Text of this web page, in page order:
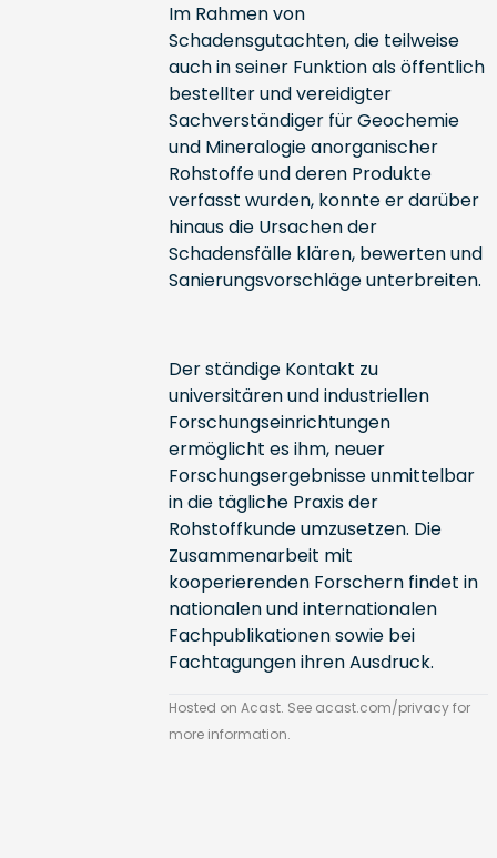
Im Rahmen von
Schadensgutachten, die teilweise
auch in seiner Funktion als öffentlich
bestellter und vereidigter
Sachverständiger für Geochemie
und Mineralogie anorganischer
Rohstoffe und deren Produkte
verfasst wurden, konnte er darüber
hinaus die Ursachen der
Schadensfälle klären, bewerten und
Sanierungsvorschläge unterbreiten.
Der ständige Kontakt zu
universitären und industriellen
Forschungseinrichtungen
ermöglicht es ihm, neuer
Forschungsergebnisse unmittelbar
in die tägliche Praxis der
Rohstoffkunde umzusetzen. Die
Zusammenarbeit mit
kooperierenden Forschern findet in
nationalen und internationalen
Fachpublikationen sowie bei
Fachtagungen ihren Ausdruck.
Hosted on Acast. See acast.com/privacyfor
more information.